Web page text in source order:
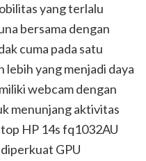
yang terlalu
bersama dengan
cuma pada satu
lebih yang menjadi daya
webcam dengan
menunjang aktivitas
HP 14s fq1032AU
GPU